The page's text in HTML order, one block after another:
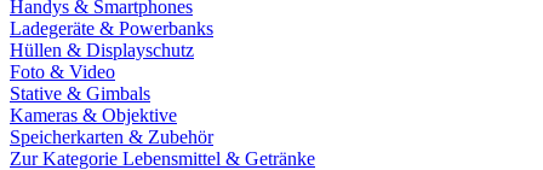
Handys & Smartphones
Ladegeräte & Powerbanks
Hüllen & Displayschutz
Foto & Video
Stative & Gimbals
Kameras & Objektive
Speicherkarten & Zubehör
Zur Kategorie Lebensmittel & Getränke